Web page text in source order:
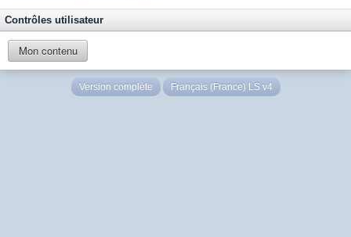
Contrôles utilisateur
Mon contenu
Version complète Français (France) LS v4